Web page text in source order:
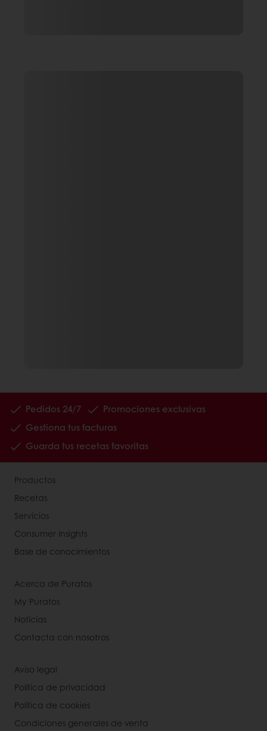
Pedidos 24/7
Promociones exclusivas
Gestiona tus facturas
Guarda tus recetas favoritas
Productos
Recetas
Servicios
Consumer Insights
Base de conocimientos
Acerca de Puratos
My Puratos
Noticias
Contacta con nosotros
Aviso legal
Política de privacidad
Política de cookies
Condiciones generales de venta